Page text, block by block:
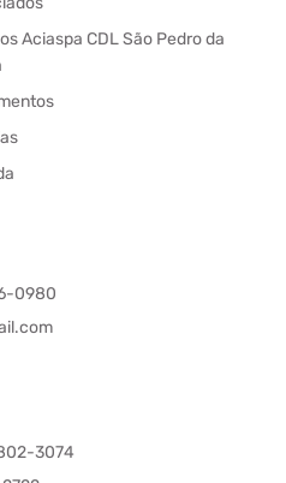
Aciaspa CDL São Pedro da
0980
3074